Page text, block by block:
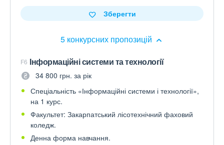
5 конкурсних пропозицій
Зберегти
F6 Інформаційні системи та технології
34 800 грн. за рік
Спеціальність «Інформаційні системи і технології»,
на 1 курс.
Факультет: Закарпатський лісотехнічний фаховий
коледж.
Денна форма навчання.